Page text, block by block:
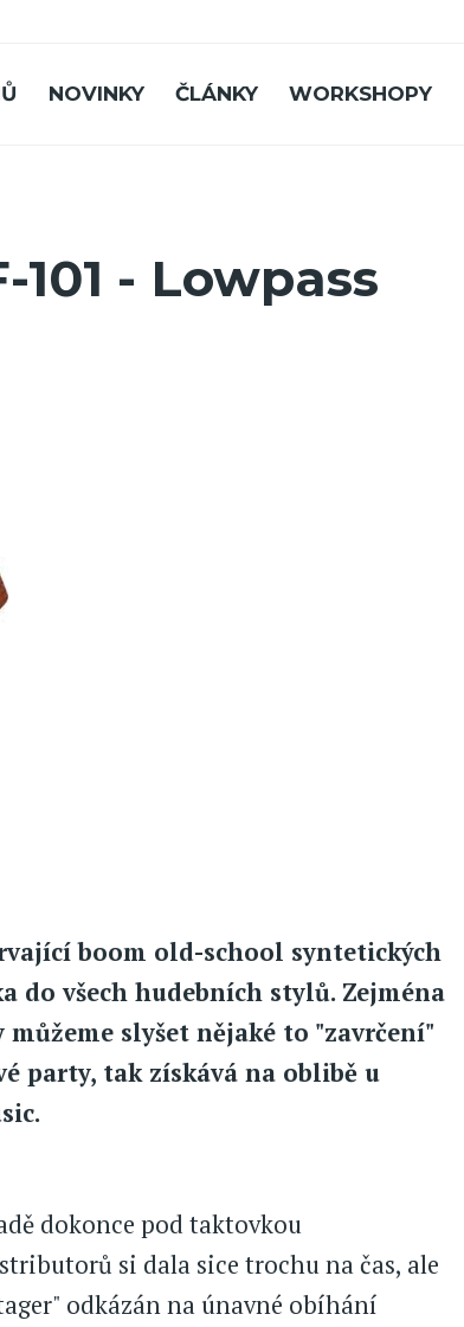
NOVINKY ČLÁNKY WORKSHOPY
- Lowpass
boom old-school syntetických
do všech hudebních stylů. Zejména
slyšet nějaké to "zavrčení"
party, tak získává na oblibě u
dokonce pod taktovkou
si dala sice trochu na čas, ale
odkázán na únavné obíhání